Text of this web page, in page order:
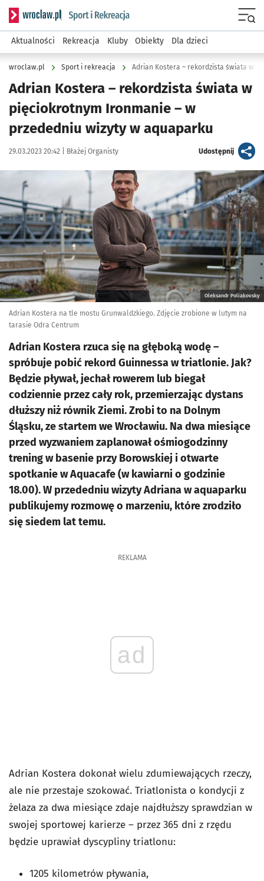
Serwis informacyjny wroclaw.pl podserwis: Sport i rekreacja
Aktualności Rekreacja Kluby Obiekty Dla dzieci
wroclaw.pl Sport i rekreacja
Adrian Kostera – rekordzista świata w
pięciokrotnym Ironmanie – w
przededniu wizyty w aquaparku
Data publikacji:
29.03.2023 20:42 | Autor:
Błażej Organisty Udostępnijartykuł
Kliknij, aby powiększyć
Oleksandr Poliakovsky
Adrian Kostera na tle mostu Grunwaldzkiego. Zdjęcie zrobione w lutym na
tarasie Odra Centrum
Adrian Kostera rzuca się na głęboką wodę –
spróbuje pobić rekord Guinnessa w triatlonie. Jak?
Będzie pływał, jechał rowerem lub biegał
codziennie przez cały rok, przemierzając dystans
dłuższy niż równik Ziemi. Zrobi to na Dolnym
Śląsku, ze startem we Wrocławiu. Na dwa miesiące
przed wyzwaniem zaplanował ośmiogodzinny
trening w basenie przy Borowskiej i otwarte
spotkanie w Aquacafe (w kawiarni o godzinie
18.00). W przededniu wizyty Adriana w aquaparku
publikujemy rozmowę o marzeniu, które zrodziło
się siedem lat temu.
REKLAMA
ad
Adrian Kostera dokonał wielu zdumiewających rzeczy,
ale nie przestaje szokować. Triatlonista o kondycji z
żelaza za dwa miesiące zdaje najdłuższy sprawdzian w
swojej sportowej karierze – przez 365 dni z rzędu
będzie uprawiał dyscypliny triatlonu:
1205 kilometrów pływania,